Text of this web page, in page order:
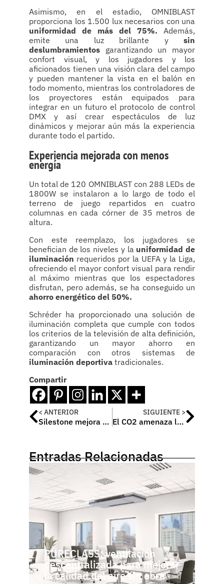
Asimismo, en el estadio, OMNIBLAST
proporciona los 1.500 lux necesarios con una
uniformidad de más del 75%. Además,
emite una luz brillante y sin
deslumbramientos garantizando un mayor
confort visual, y los jugadores y los
aficionados tienen una visión clara del campo
y pueden mantener la vista en el balón en
todo momento, mientras los controladores de
los proyectores están equipados para
integrar en un futuro el protocolo de control
DMX y así crear espectáculos de luz
dinámicos y mejorar aún más la experiencia
durante todo el partido.
Experiencia mejorada con menos
energía
Un total de 120 OMNIBLAST con 288 LEDs de
1800W se instalaron a lo largo de todo el
terreno de juego repartidos en cuatro
columnas en cada córner de 35 metros de
altura.
Con este reemplazo, los jugadores se
benefician de los niveles y la uniformidad de
iluminación requeridos por la UEFA y la Liga,
ofreciendo el mayor confort visual para rendir
al máximo mientras que los espectadores
disfrutan, pero además, se ha conseguido un
ahorro energético del 50%.
Schréder ha proporcionado una solución de
iluminación completa que cumple con todos
los criterios de la televisión de alta definición,
garantizando un mayor ahorro en
comparación con otros sistemas de
iluminación deportiva tradicionales.
Compartir
< ANTERIOR
Silestone mejora su Declaración Ambiental de Producto
SIGUIENTE >
El CO2 amenaza la calidad del aire interior del hogar
Entradas Relacionadas
PURECLASS: ventilación
descentralizada para mejorar
la calidad del aire sin obra